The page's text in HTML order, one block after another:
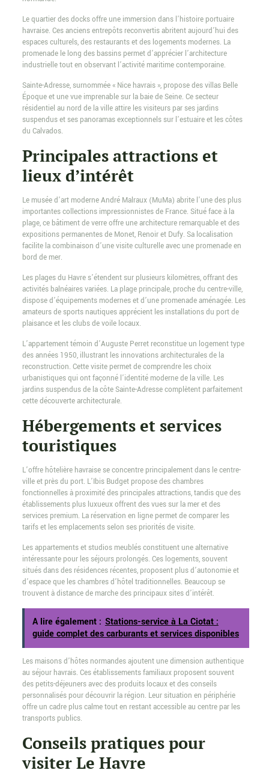
Le quartier des docks offre une immersion dans l’histoire portuaire
havraise. Ces anciens entrepôts reconvertis abritent aujourd’hui des
espaces culturels, des restaurants et des logements modernes. La
promenade le long des bassins permet d’apprécier l’architecture
industrielle tout en observant l’activité maritime contemporaine.
Sainte-Adresse, surnommée « Nice havrais », propose des villas Belle
Époque et une vue imprenable sur la baie de Seine. Ce secteur
résidentiel au nord de la ville attire les visiteurs par ses jardins
suspendus et ses panoramas exceptionnels sur l’estuaire et les côtes
du Calvados.
Principales attractions et
lieux d’intérêt
Le musée d’art moderne André Malraux (MuMa) abrite l’une des plus
importantes collections impressionnistes de France. Situé face à la
plage, ce bâtiment de verre offre une architecture remarquable et des
expositions permanentes de Monet, Renoir et Dufy. Sa localisation
facilite la combinaison d’une visite culturelle avec une promenade en
bord de mer.
Les plages du Havre s’étendent sur plusieurs kilomètres, offrant des
activités balnéaires variées. La plage principale, proche du centre-ville,
dispose d’équipements modernes et d’une promenade aménagée. Les
amateurs de sports nautiques apprécient les installations du port de
plaisance et les clubs de voile locaux.
L’appartement témoin d’Auguste Perret reconstitue un logement type
des années 1950, illustrant les innovations architecturales de la
reconstruction. Cette visite permet de comprendre les choix
urbanistiques qui ont façonné l’identité moderne de la ville. Les
jardins suspendus de la côte Sainte-Adresse complètent parfaitement
cette découverte architecturale.
Hébergements et services
touristiques
L’offre hôtelière havraise se concentre principalement dans le centre-
ville et près du port. L’Ibis Budget propose des chambres
fonctionnelles à proximité des principales attractions, tandis que des
établissements plus luxueux offrent des vues sur la mer et des
services premium. La réservation en ligne permet de comparer les
tarifs et les emplacements selon ses priorités de visite.
Les appartements et studios meublés constituent une alternative
intéressante pour les séjours prolongés. Ces logements, souvent
situés dans des résidences récentes, proposent plus d’autonomie et
d’espace que les chambres d’hôtel traditionnelles. Beaucoup se
trouvent à distance de marche des principaux sites d’intérêt.
A lire également : Stations-service à La Ciotat :
guide complet des carburants et services disponibles
Les maisons d’hôtes normandes ajoutent une dimension authentique
au séjour havrais. Ces établissements familiaux proposent souvent
des petits-déjeuners avec des produits locaux et des conseils
personnalisés pour découvrir la région. Leur situation en périphérie
offre un cadre plus calme tout en restant accessible au centre par les
transports publics.
Conseils pratiques pour
visiter Le Havre